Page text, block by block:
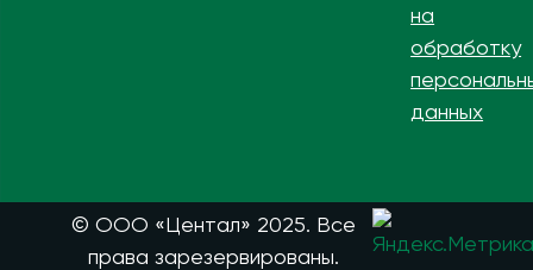
на
обработку
данных
© ООО «Центал» 2025. Все
права зарезервированы.